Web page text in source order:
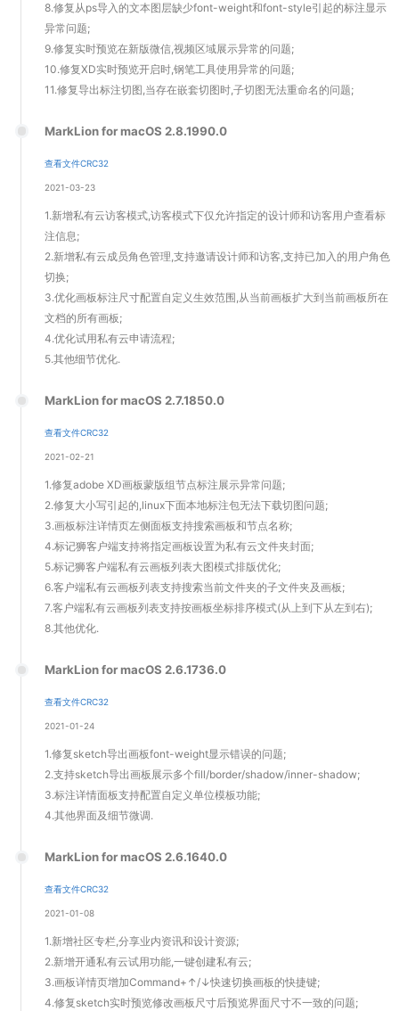
8.修复从ps导入的文本图层缺少font-weight和font-style引起的标注显示
异常问题;
9.修复实时预览在新版微信,视频区域展示异常的问题;
10.修复XD实时预览开启时,钢笔工具使用异常的问题;
11.修复导出标注切图,当存在嵌套切图时,子切图无法重命名的问题;
2021-03-23
查看文件CRC32
MarkLion for macOS 2.8.1990.0
1.新增私有云访客模式,访客模式下仅允许指定的设计师和访客用户查看标
注信息;
2.新增私有云成员角色管理,支持邀请设计师和访客,支持已加入的用户角色
切换;
3.优化画板标注尺寸配置自定义生效范围,从当前画板扩大到当前画板所在
文档的所有画板;
4.优化试用私有云申请流程;
5.其他细节优化.
2021-02-21
查看文件CRC32
MarkLion for macOS 2.7.1850.0
1.修复adobe XD画板蒙版组节点标注展示异常问题;
2.修复大小写引起的,linux下面本地标注包无法下载切图问题;
3.画板标注详情页左侧面板支持搜索画板和节点名称;
4.标记狮客户端支持将指定画板设置为私有云文件夹封面;
5.标记狮客户端私有云画板列表大图模式排版优化;
6.客户端私有云画板列表支持搜索当前文件夹的子文件夹及画板;
7.客户端私有云画板列表支持按画板坐标排序模式(从上到下从左到右);
8.其他优化.
2021-01-24
查看文件CRC32
MarkLion for macOS 2.6.1736.0
1.修复sketch导出画板font-weight显示错误的问题;
2.支持sketch导出画板展示多个fill/border/shadow/inner-shadow;
3.标注详情面板支持配置自定义单位模板功能;
4.其他界面及细节微调.
2021-01-08
查看文件CRC32
MarkLion for macOS 2.6.1640.0
1.新增社区专栏,分享业内资讯和设计资源;
2.新增开通私有云试用功能,一键创建私有云;
3.画板详情页增加Command+↑/↓快速切换画板的快捷键;
4.修复sketch实时预览修改画板尺寸后预览界面尺寸不一致的问题;